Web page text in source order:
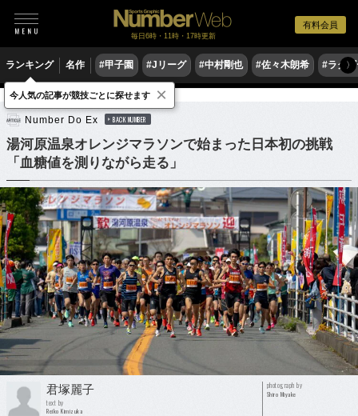
有料会員
毎日6時・11時・17時更新
ランキング 名作 #甲子園 #Jリーグ #中村剛也 #佐々木朗希 #ラグ〉
陸上 マラソン
Number Do Ex BACK NUMBER
湯河原温泉オレンジマラソンで始まった日本初の挑戦
「血糖値を測りながら走る」
君塚麗子
text by
Reiko Kimizuka
photograph by
Shiro Miyake
今人気の記事が競技ごとに探せます ×